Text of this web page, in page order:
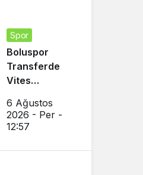
Spor
Boluspor
Transferde
Vites
6 Ağustos
2026 - Per -
12:57